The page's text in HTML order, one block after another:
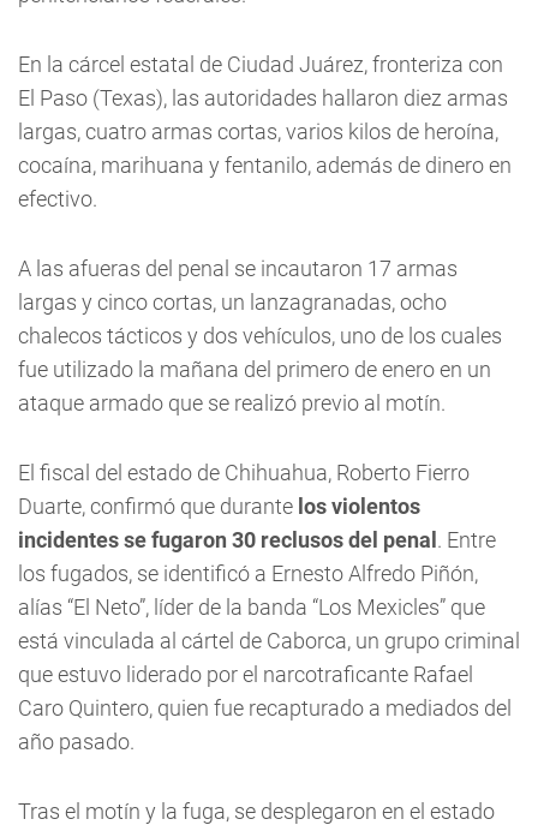
En la cárcel estatal de Ciudad Juárez, fronteriza con
El Paso (Texas), las autoridades hallaron diez armas
largas, cuatro armas cortas, varios kilos de heroína,
cocaína, marihuana y fentanilo, además de dinero en
efectivo.
A las afueras del penal se incautaron 17 armas
largas y cinco cortas, un lanzagranadas, ocho
chalecos tácticos y dos vehículos, uno de los cuales
fue utilizado la mañana del primero de enero en un
ataque armado que se realizó previo al motín.
El fiscal del estado de Chihuahua, Roberto Fierro
Duarte, confirmó que durante los violentos
incidentes se fugaron 30 reclusos del penal . Entre
los fugados, se identificó a Ernesto Alfredo Piñón,
alías “El Neto”, líder de la banda “Los Mexicles” que
está vinculada al cártel de Caborca, un grupo criminal
que estuvo liderado por el narcotraficante Rafael
Caro Quintero, quien fue recapturado a mediados del
año pasado.
Tras el motín y la fuga, se desplegaron en el estado